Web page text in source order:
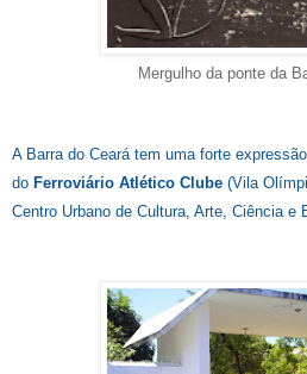
Mergulho da ponte da
A Barra do Ceará tem uma forte
do Ferroviário Atlético Clube (Vila
Centro Urbano de Cultura, Arte, Ciência e